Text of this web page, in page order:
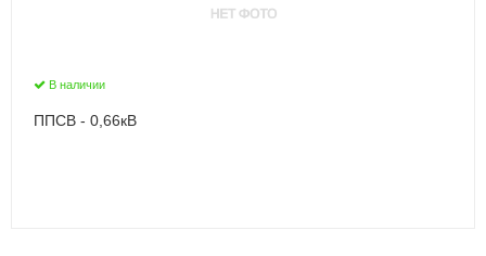
В наличии
ППСВ - 0,66кВ